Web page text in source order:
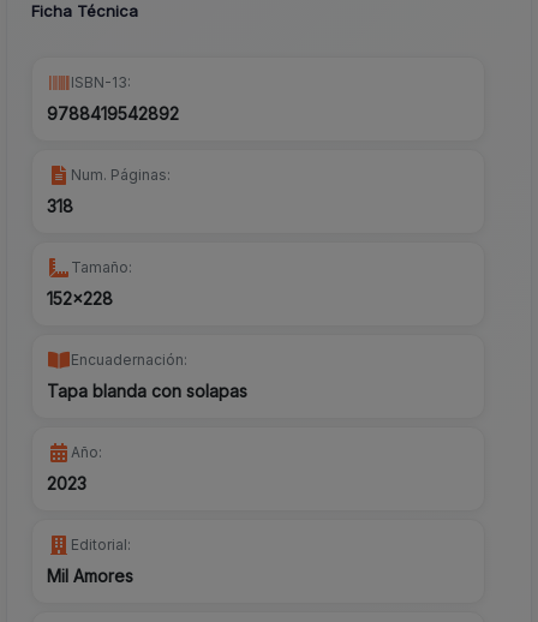
Ficha Técnica
ISBN-13:
9788419542892
Num. Páginas:
318
Tamaño:
152x228
Encuadernación:
Tapa blanda con solapas
Año:
2023
Editorial:
Mil Amores